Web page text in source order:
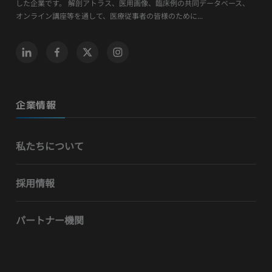
した企業です。 解剖アトラス、医用画像、臨床例の共同データベース、
オンライン講座等を通して、医療従事者の皆様のために...
企業情報
私たちについて
採用情報
パートナー機関